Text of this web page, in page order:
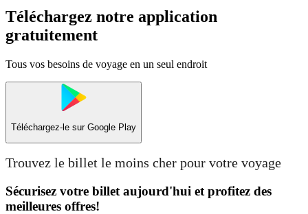
Téléchargez notre application
gratuitement
Tous vos besoins de voyage en un seul endroit
Téléchargez-le sur Google Play
Trouvez le billet le moins cher pour votre voyage
Sécurisez votre billet aujourd'hui et profitez des
meilleures offres!